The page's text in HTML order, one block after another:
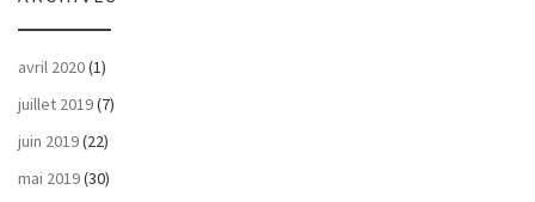
avril 2020(1)
juillet 2019(7)
juin 2019(22)
mai 2019(30)